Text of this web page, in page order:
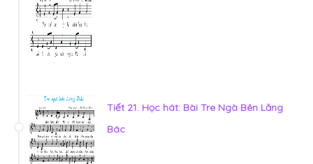
Tiết 21. Học hát: Bài Tre Ngà Bên Lăng
Bác